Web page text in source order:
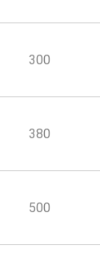
300
380
500